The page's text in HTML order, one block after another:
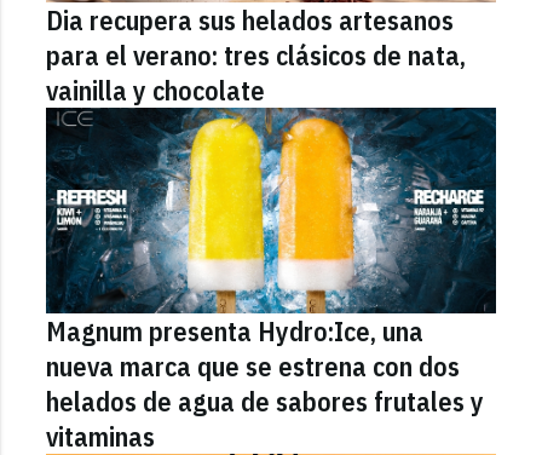
Dia recupera sus helados artesanos
para el verano: tres clásicos de nata,
vainilla y chocolate
Magnum presenta Hydro:Ice, una
nueva marca que se estrena con dos
helados de agua de sabores frutales y
vitaminas